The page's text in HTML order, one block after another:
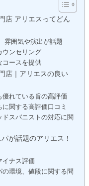
店 アリエスってどん
雰囲気や演出が話題
ウンセリング
コースを提供
店｜アリエスの良い
れている旨の高評価
関する高評価口コミ
スパニストの対応に関
が話題のアリエス！
ナス評価
環境、値段に関する問